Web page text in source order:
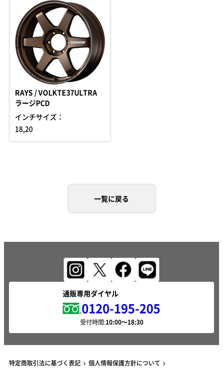
RAYS / VOLKTE37ULTRA
ラージPCD
インチサイズ：
18,20
一覧に戻る
通販専用ダイヤル
0120-195-205
受付時間:
特定商取引法に基づく表記 個人情報保護方針について